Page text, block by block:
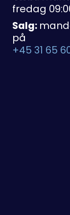
fredag
Salg:
på
+45 31 65